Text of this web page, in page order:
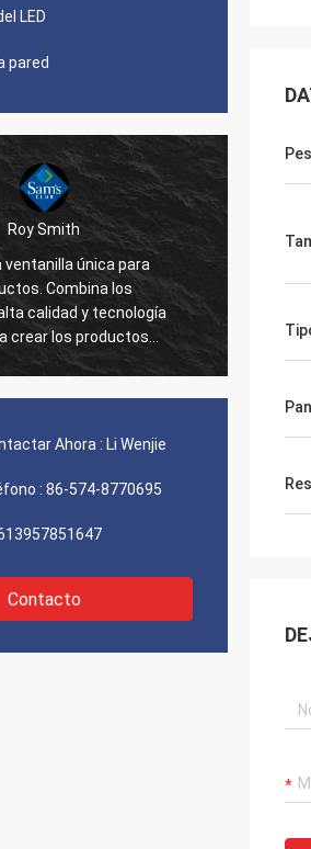
LED
pared
Roy Smith
única para
Combina los
calidad y tecnología
crear los productos
en el mercado.
continuaré siendo
a
su
Ahora : Li Wenjie
: 86-574-8770695
Contacto